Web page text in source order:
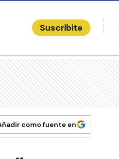
Suscribite
como fuente en